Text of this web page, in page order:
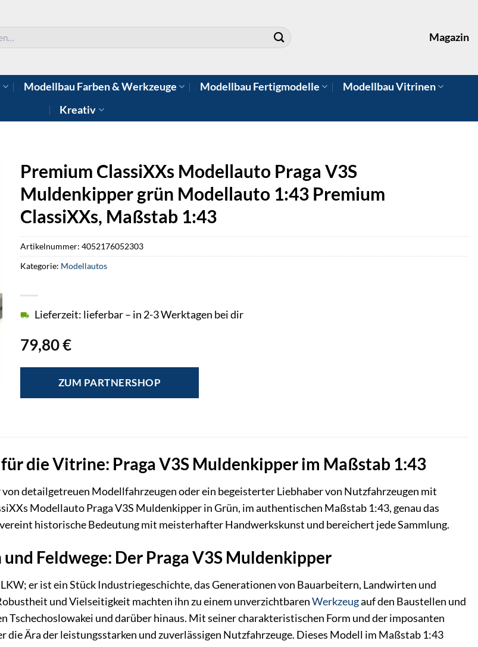
Magazin
Modellbau Farben & Werkzeuge Modellbau Fertigmodelle
Modellbau Vitrinen
Kreativ
Premium ClassiXXs Modellauto Praga V3S
Muldenkipper grün Modellauto 1:43 Premium
ClassiXXs, Maßstab 1:43
79,80€
Lieferzeit: lieferbar – in 2-3 Werktagen bei dir
ZUM PARTNERSHOP
Artikelnummer: 4052176052303
Kategorie: Modellautos
die Vitrine: Praga V3S Muldenkipper im Maßstab 1:43
detailgetreuen Modellfahrzeugen oder ein begeisterter Liebhaber von Nutzfahrzeugen mit
Modellauto Praga V3S Muldenkipper in Grün, im authentischen Maßstab 1:43, genau das
historische Bedeutung mit meisterhafter Handwerkskunst und bereichert jede Sammlung.
Feldwege: Der Praga V3S Muldenkipper
er ist ein Stück Industriegeschichte, das Generationen von Bauarbeitern, Landwirten und
und Vielseitigkeit machten ihn zu einem unverzichtbarenWerkzeugauf den Baustellen und
Tschechoslowakei und darüber hinaus. Mit seiner charakteristischen Form und der imposanten
die Ära der leistungsstarken und zuverlässigen Nutzfahrzeuge. Dieses Modell im Maßstab 1:43